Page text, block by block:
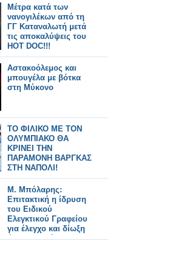
Μέτρα κατά των
νανογιλέκων από τη
ΓΓ Καταναλωτή μετά
τις αποκαλύψεις του
HOT DOC!!!
Αστακοόλεμος και
μπουγέλα με βότκα
στη Μύκονο
ΤΟ ΦΙΛΙΚΟ ΜΕ ΤΟΝ
ΟΛΥΜΠΙΑΚΟ ΘΑ
ΚΡΙΝΕΙ ΤΗΝ
ΠΑΡΑΜΟΝΗ ΒΑΡΓΚΑΣ
ΣΤΗ ΝΑΠΟΛΙ!
M. Μπόλαρης:
Επιτακτική η ίδρυση
του Ειδικού
Ελεγκτικού Γραφείου
για έλεγχο και δίωξη
όσων εμπλέκονται σε